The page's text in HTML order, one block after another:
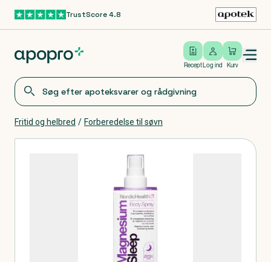
Gå til hovedindholdTrustScore 4.8
Recept
Log ind
Log ind Kurv
Open/close menu
Fritid og helbred / Forberedelse til søvn